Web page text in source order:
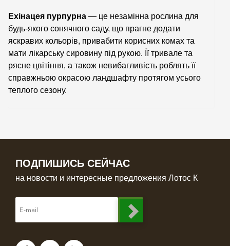
Ехінацея пурпурна — це незамінна рослина для
будь-якого сонячного саду, що прагне додати
яскравих кольорів, привабити корисних комах та
мати лікарську сировину під рукою. Її тривале та
рясне цвітіння, а також невибагливість роблять її
справжньою окрасою ландшафту протягом усього
теплого сезону.
ПОДПИШИСЬ СЕЙЧАС
на новости и интересные предложения Лотос К